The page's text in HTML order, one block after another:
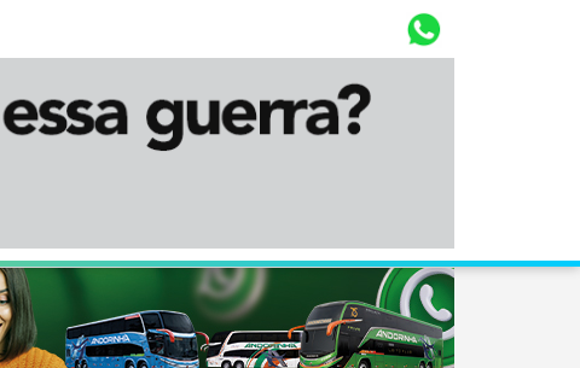
Diário Corumbaense